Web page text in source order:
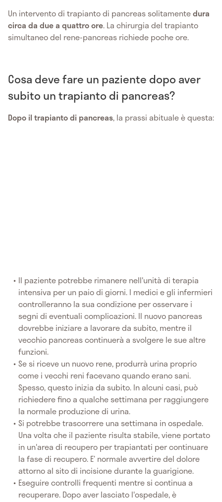
Un intervento di trapianto di pancreas solitamentedura
circa da due a quattro ore. La chirurgia del trapianto
simultaneo del rene-pancreas richiede poche ore.
Cosa deve fare un paziente dopo aver
subito un trapianto di pancreas?
Dopo il trapianto di pancreas, la prassi abituale è questa:
Il paziente potrebbe rimanere nell'unità di terapia
intensiva per un paio di giorni. I medici e gli infermieri
controlleranno la sua condizione per osservare i
segni di eventuali complicazioni. Il nuovo pancreas
dovrebbe iniziare a lavorare da subito, mentre il
vecchio pancreas continuerà a svolgere le sue altre
funzioni.
Se si riceve un nuovo rene, produrrà urina proprio
come i vecchi reni facevano quando erano sani.
Spesso, questo inizia da subito. In alcuni casi, può
richiedere fino a qualche settimana per raggiungere
la normale produzione di urina.
Si potrebbe trascorrere una settimana in ospedale.
Una volta che il paziente risulta stabile, viene portato
in un'area di recupero per trapiantati per continuare
la fase di recupero. E’ normale avvertire del dolore
attorno al sito di incisione durante la guarigione.
Eseguire controlli frequenti mentre si continua a
recuperare. Dopo aver lasciato l'ospedale, è